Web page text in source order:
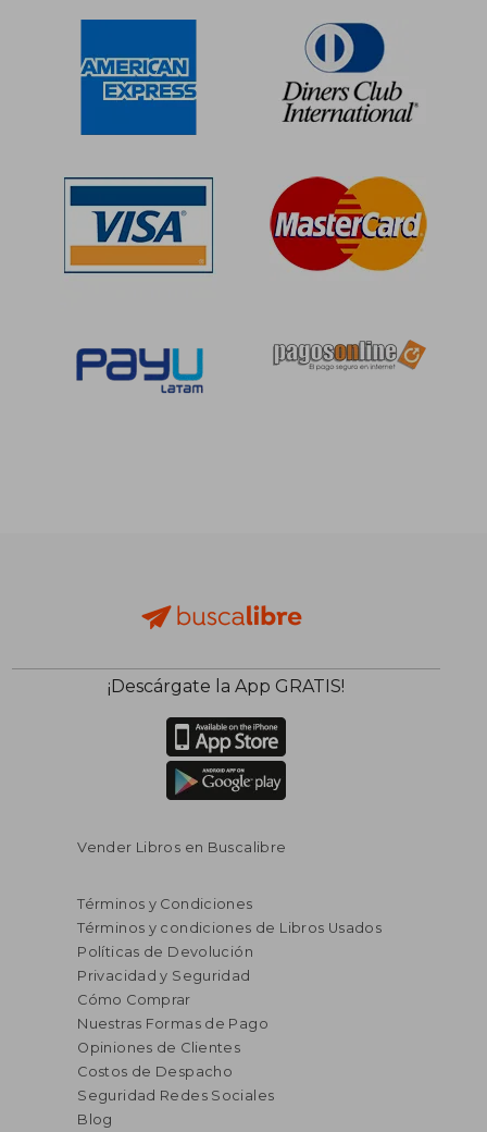
55% S/ 179,33
S/ 80,70
55%
dcto.
¡Descárgate la App GRATIS!
Vender Libros en Buscalibre
Términos y Condiciones
Términos y condiciones de Libros Usados
Políticas de Devolución
Privacidad y Seguridad
Cómo Comprar
Nuestras Formas de Pago
Opiniones de Clientes
Costos de Despacho
Seguridad Redes Sociales
Blog